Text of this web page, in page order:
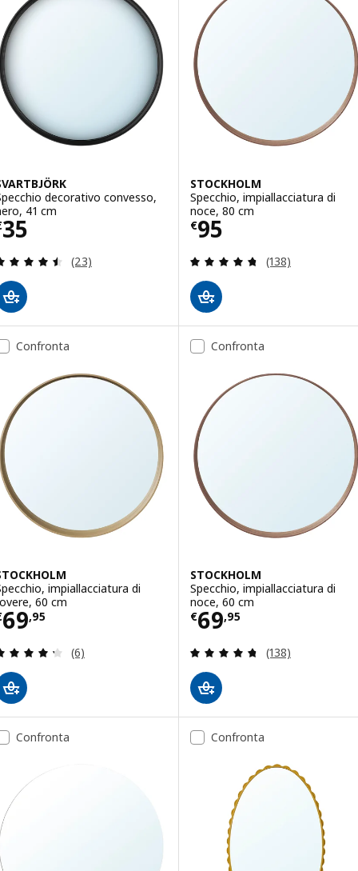
decorativo convesso,
41 cm
35 € 35
Recensione: 4.5 fuori da 5 stelle. Totale
(23)
STOCKHOLM
Specchio, impiallacciatura di
noce, 80 cm
€95
Prezzo € 95
Recensione:
(138)
Confronta
impiallacciatura di
60 cm
69,95 € 69,95
Recensione: 4.3 fuori da 5 stelle. Totale
(6)
Confronta
STOCKHOLM
Specchio, impiallacciatura di
noce, 60 cm
€69,95
Prezzo € 69,95
Recensione:
(138)
Confronta Confronta